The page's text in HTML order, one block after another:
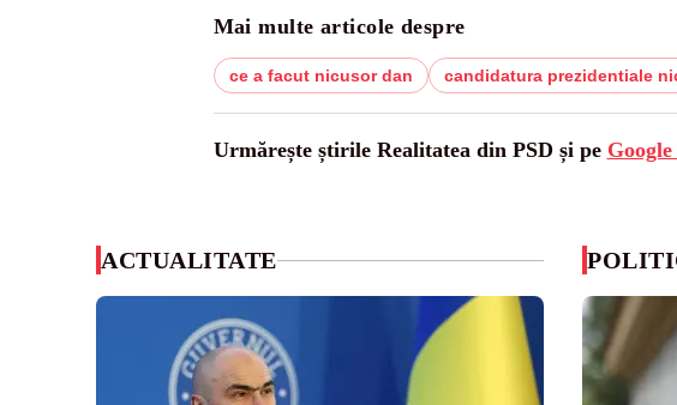
Mai multe articole despre
ce a facut nicusor dan candidatura prezidentiale
Urmărește știrile Realitatea din PSD și pe
ACTUALITATE